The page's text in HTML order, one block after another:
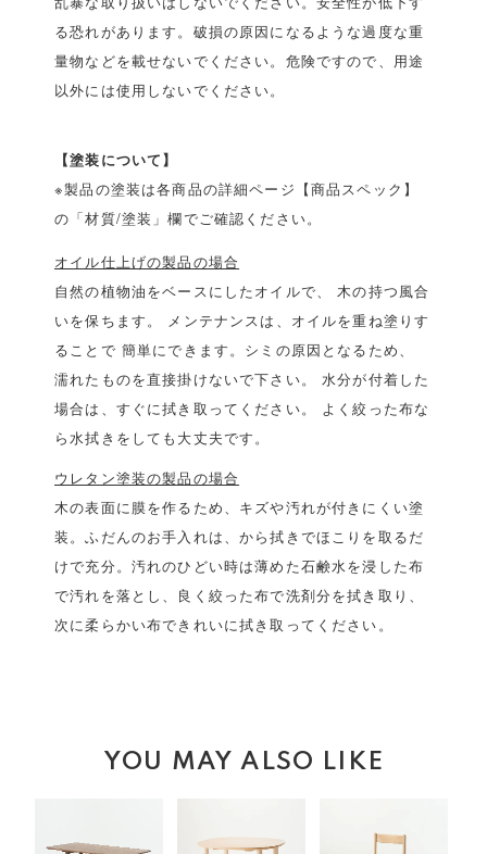
る恐れがあります。破損の原因になるような過度な重
量物などを載せないでください。危険ですので、用途
以外には使用しないでください。
【塗装について】
※製品の塗装は各商品の詳細ページ【商品スペック】
の「材質/塗装」欄でご確認ください。
オイル仕上げの製品の場合
自然の植物油をベースにしたオイルで、 木の持つ風合
いを保ちます。 メンテナンスは、オイルを重ね塗りす
ることで 簡単にできます。シミの原因となるため、
濡れたものを直接掛けないで下さい。 水分が付着した
場合は、すぐに拭き取ってください。 よく絞った布な
ら水拭きをしても大丈夫です。
ウレタン塗装の製品の場合
木の表面に膜を作るため、キズや汚れが付きにくい塗
装。ふだんのお手入れは、から拭きでほこりを取るだ
けで充分。汚れのひどい時は薄めた石鹸水を浸した布
で汚れを落とし、良く絞った布で洗剤分を拭き取り、
次に柔らかい布できれいに拭き取ってください。
YOU MAY ALSO LIKE